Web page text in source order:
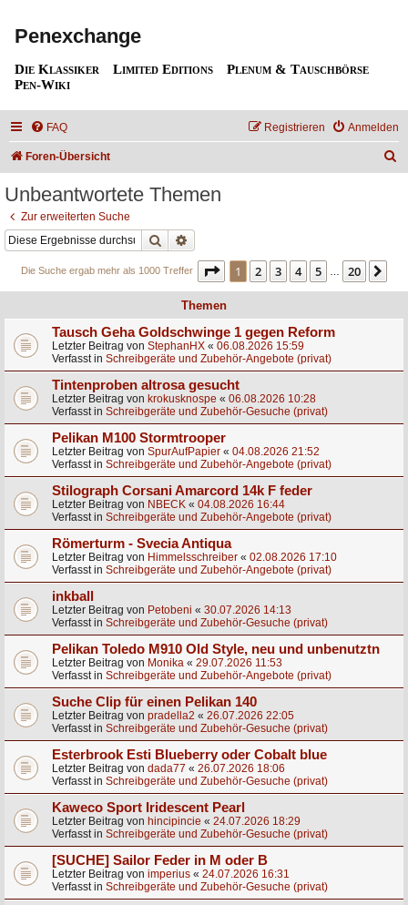
Penexchange
Die Klassiker Limited Editions
Plenum & Tauschbörse
Pen-Wiki
FAQ Anmelden
Registrieren
Foren-Übersicht
Unbeantwortete Themen
Zur erweiterten Suche
Suche
Die Suche ergab mehr als 1000 Treffer Seite 1von 20
1 2 3 4 5 … 20
Themen
Tausch Geha Goldschwinge 1 gegen Reform
Letzter Beitrag von StephanHX « 06.08.2026 15:59
Verfasst in Schreibgeräte und Zubehör-Angebote (privat)
Tintenproben altrosa gesucht
Letzter Beitrag von krokusknospe « 06.08.2026 10:28
Verfasst in Schreibgeräte und Zubehör-Gesuche (privat)
Pelikan M100 Stormtrooper
Letzter Beitrag von SpurAufPapier « 04.08.2026 21:52
Verfasst in Schreibgeräte und Zubehör-Angebote (privat)
Stilograph Corsani Amarcord 14k F feder
Letzter Beitrag von NBECK « 04.08.2026 16:44
Verfasst in Schreibgeräte und Zubehör-Angebote (privat)
Römerturm - Svecia Antiqua
Letzter Beitrag von Himmelsschreiber « 02.08.2026 17:10
Verfasst in Schreibgeräte und Zubehör-Angebote (privat)
inkball
Letzter Beitrag von Petobeni « 30.07.2026 14:13
Verfasst in Schreibgeräte und Zubehör-Gesuche (privat)
Pelikan Toledo M910 Old Style, neu und unbenutztn
Letzter Beitrag von Monika « 29.07.2026 11:53
Verfasst in Schreibgeräte und Zubehör-Angebote (privat)
Suche Clip für einen Pelikan 140
Letzter Beitrag von pradella2 « 26.07.2026 22:05
Verfasst in Schreibgeräte und Zubehör-Gesuche (privat)
Esterbrook Esti Blueberry oder Cobalt blue
Letzter Beitrag von dada77 « 26.07.2026 18:06
Verfasst in Schreibgeräte und Zubehör-Gesuche (privat)
Kaweco Sport Iridescent Pearl
Letzter Beitrag von hincipincie « 24.07.2026 18:29
Verfasst in Schreibgeräte und Zubehör-Gesuche (privat)
[SUCHE] Sailor Feder in M oder B
Letzter Beitrag von imperius « 24.07.2026 16:31
Verfasst in Schreibgeräte und Zubehör-Gesuche (privat)